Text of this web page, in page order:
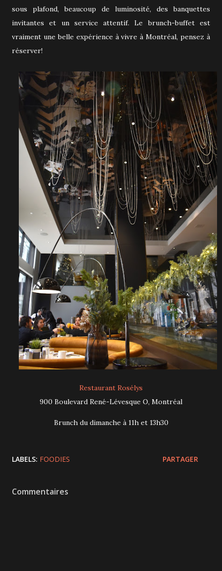
sous plafond, beaucoup de luminosité, des banquettes
invitantes et un service attentif. Le brunch-buffet est
vraiment une belle expérience à vivre à Montréal, pensez à
réserver!
Restaurant Rosélys
900 Boulevard René-Lévesque O, Montréal
Brunch du dimanche à 11h et 13h30
LABELS: FOODIES PARTAGER
Commentaires